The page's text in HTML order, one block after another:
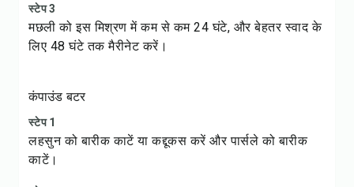
स्टेप 3
मछली को इस मिश्रण में कम से कम 24 घंटे, और बेहतर स्वाद के
लिए 48 घंटे तक मैरीनेट करें।
कंपाउंड बटर
स्टेप 1
लहसुन को बारीक काटें या कद्दूकस करें और पार्सले को बारीक
काटें।